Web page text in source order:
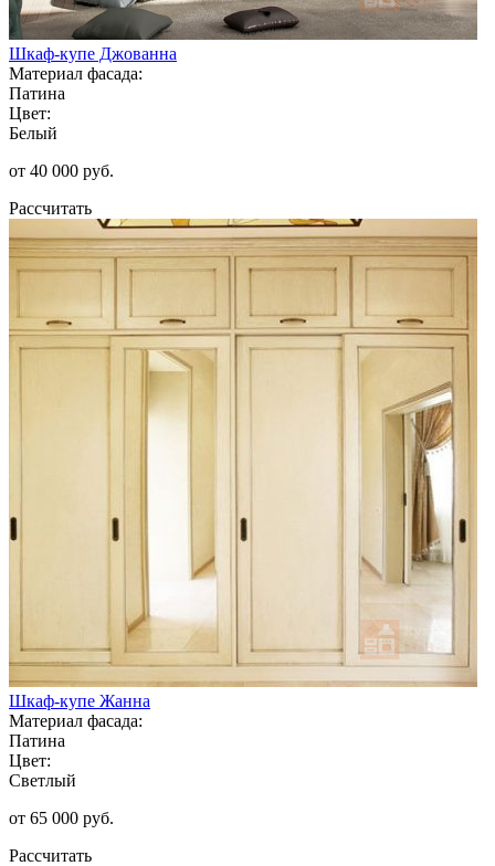
Шкаф-купе Джованна
Материал фасада:
Патина
Цвет:
Белый
от 40 000 руб.
Рассчитать
Шкаф-купе Жанна
Материал фасада:
Патина
Цвет:
Светлый
от 65 000 руб.
Рассчитать